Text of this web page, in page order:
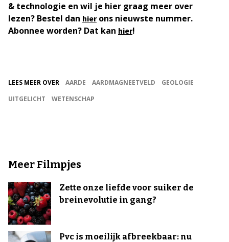
& technologie en wil je hier graag meer over
lezen? Bestel dan hierons nieuwste nummer.
Abonnee worden? Dat kan hier!
LEES MEER OVER AARDE AARDMAGNEETVELD
GEOLOGIE
UITGELICHT
WETENSCHAP
Meer Filmpjes
Zette onze liefde voor suiker de
breinevolutie in gang?
Pvc is moeilijk afbreekbaar: nu